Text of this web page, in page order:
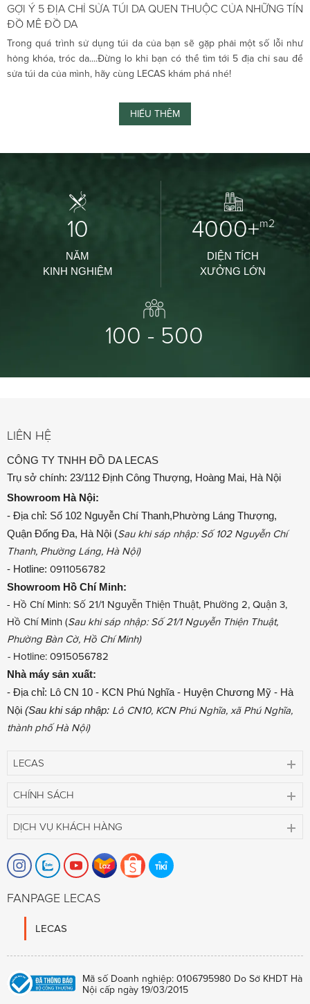
GỢI Ý 5 ĐỊA CHỈ SỬA TÚI DA QUEN THUỘC CỦA NHỮNG TÍN
ĐỒ MÊ ĐỒ DA
Trong quá trình sử dụng túi da của bạn sẽ gặp phải một số lỗi như
hỏng khóa, tróc da....Đừng lo khi bạn có thể tìm tới 5 địa chỉ sau để
sửa túi da của mình, hãy cùng LECAS khám phá nhé!
HIỂU THÊM
10
NĂM
KINH NGHIỆM
4000+m2
DIỆN TÍCH
XƯỞNG LỚN
100 - 500
LIÊN HỆ
CÔNG TY TNHH ĐỒ DA LECAS
Trụ sở chính: 23/112 Định Công Thượng, Hoàng Mai, Hà Nội
Showroom Hà Nội:
- Địa chỉ: Số 102 Nguyễn Chí Thanh,Phường Láng Thượng,
Quận Đống Đa, Hà Nội (Sau khi sáp nhập: Số 102 Nguyễn Chí
Thanh, Phường Láng, Hà Nội)
- Hotline: 0911056782
Showroom Hồ Chí Minh:
- Hồ Chí Minh: Số 21/1 Nguyễn Thiện Thuật, Phường 2, Quận 3,
Hồ Chí Minh (Sau khi sáp nhập: Số 21/1 Nguyễn Thiện Thuật,
Phường Bàn Cờ, Hồ Chí Minh)
- Hotline: 0915056782
Nhà máy sản xuất:
- Địa chỉ: Lô CN 10 - KCN Phú Nghĩa - Huyện Chương Mỹ - Hà
Nội (Sau khi sáp nhập: Lô CN10, KCN Phú Nghĩa, xã Phú Nghĩa,
thành phố Hà Nội)
LECAS
CHÍNH SÁCH
DỊCH VỤ KHÁCH HÀNG
FANPAGE LECAS
LECAS
Mã số Doanh nghiệp: 0106795980 Do Sở KHDT Hà
Nội cấp ngày 19/03/2015